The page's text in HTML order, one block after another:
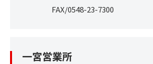
FAX/0548-23-7300
一宮営業所